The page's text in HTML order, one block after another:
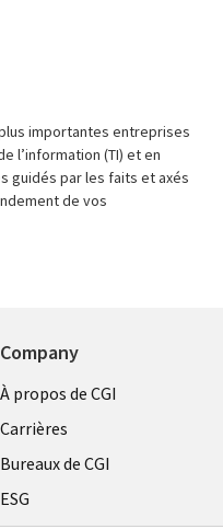
importantes entreprises
l’information (TI) et en
guidés par les faits et axés
de vos
Company
Useful
links
CANADA
FR
À propos de CGI
Carrières
Bureaux de CGI
ESG